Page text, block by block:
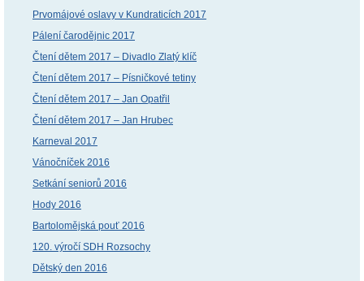
Prvomájové oslavy v Kundraticích 2017
Pálení čarodějnic 2017
Čtení dětem 2017 – Divadlo Zlatý klíč
Čtení dětem 2017 – Písničkové tetiny
Čtení dětem 2017 – Jan Opatřil
Čtení dětem 2017 – Jan Hrubec
Karneval 2017
Vánočníček 2016
Setkání seniorů 2016
Hody 2016
Bartolomějská pouť 2016
120. výročí SDH Rozsochy
Dětský den 2016